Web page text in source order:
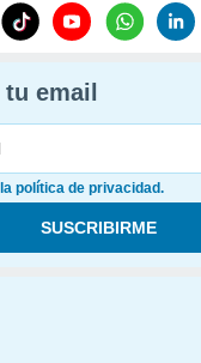
email
política de privacidad.